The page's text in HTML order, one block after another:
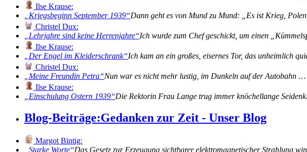
Ilse Krause:
Kriegsbeginn September 1939 Dann geht es von Mund zu Mund: „Es ist Krieg,
Christel Dux:
Lehrjahre sind keine Herrenjahre Ich wurde zum Chef geschickt, um einen
Ilse Krause:
Der Engel im Kleiderschrank Ich kam an ein großes, eisernes Tor, das unheimlich
Christel Dux:
Meine Freundin Petra Nun war es nicht mehr lustig, im Dunkeln auf der Autobahn …
Ilse Krause:
Einschulung Ostern 1939 Die Rektorin Frau Lange trug immer knöchellange
Blog-Beiträge:Gedanken zur Zeit - Unser Blog
Margot Bintig:
Starke Worte Das Gesetz zur Erzeugung sichtbarer elektromagnetischer Strahlung